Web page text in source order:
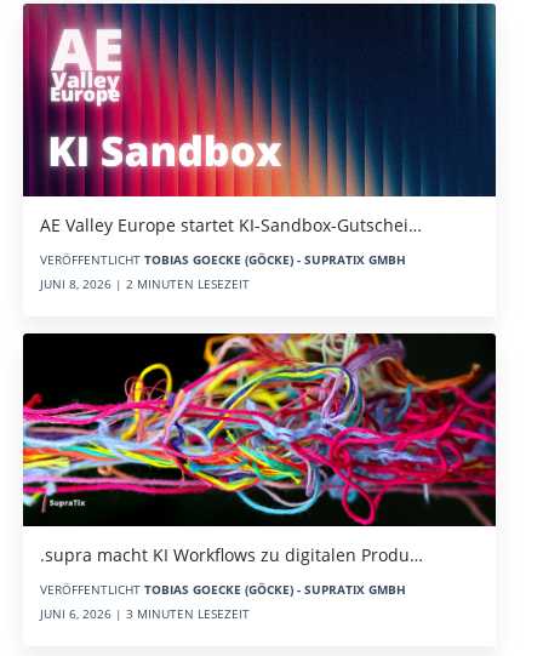
AE Valley Europe startet KI-Sandbox-Gutschei…
VERÖFFENTLICHT TOBIAS GOECKE (GÖCKE) - SUPRATIX GMBH
JUNI 8, 2026 | 2 MINUTEN LESEZEIT
.supra macht KI Workflows zu digitalen Produ…
VERÖFFENTLICHT TOBIAS GOECKE (GÖCKE) - SUPRATIX GMBH
JUNI 6, 2026 | 3 MINUTEN LESEZEIT